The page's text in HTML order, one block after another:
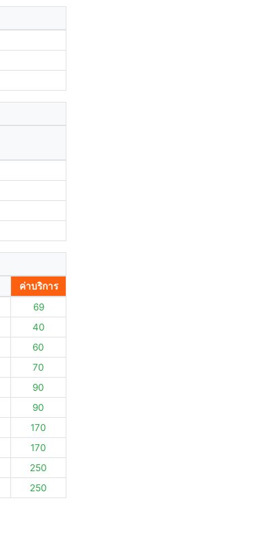
ค่าบริการ
69
40
60
70
90
90
170
170
250
250